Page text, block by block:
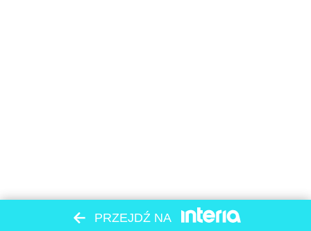
PRZEJDŹ NA